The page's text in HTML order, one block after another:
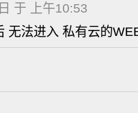
于 上午10:53
无法进入 私有云的